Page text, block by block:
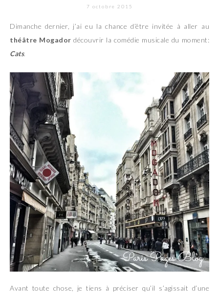
7 octobre 2015
Dimanche dernier, j’ai eu la chance d’être invitée à aller au
théâtre Mogador découvrir la comédie musicale du moment:
Cats.
Avant toute chose, je tiens à préciser qu’il s’agissait d’une